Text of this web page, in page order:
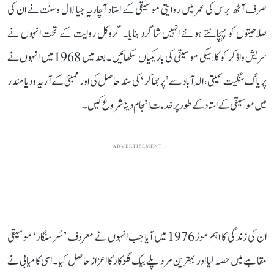
صرف آٹھ برس کی عمر میں روایتی موسیقی کے استاد آچاریہ جیا لال وسنت نے ان کی
صلاحیتوں کو پہچانتے ہوئے انہیں شاگرد بنایا۔ گروکل روایت کے تحت انہوں نے
سریش واڈکر کو کلاسیکی موسیقی کی باریکیاں سکھائیں۔ بعد میں 1968 میں انہوں نے
پریاگ سنگیت سمیتی، الہ آباد سے ’پربھاکر‘ کی سند حاصل کی اور ممبئی کے آریہ ودیا مندر
میں موسیقی کے استاد کے طور پر خدمات انجام دینا شروع کیں۔
ADVERTISEMENT
ان کی زندگی کا اہم موڑ 1976 میں آیا جب انہوں نے معروف ’سُر سنگار‘ موسیقی
مقابلے میں حصہ لیا اور بہترین مرد پلے بیک گلوکار کا اعزاز حاصل کیا۔ اسی کامیابی نے